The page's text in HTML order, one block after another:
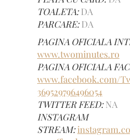
TOALETA: DA
PARCARE: DA
PAGINA OFICIALA
www.twominutes.ro
PAGINA OFICIALA
www.facebook.com/
369529796496054
TWITTER FEED: NA
INSTAGRAM
STREAM: